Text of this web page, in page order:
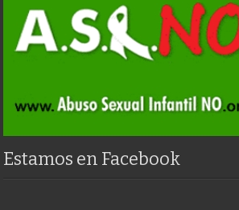
Estamos en Facebook